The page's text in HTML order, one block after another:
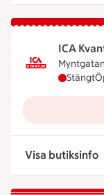
ICA
ICAStängt
Visa butiksinfo